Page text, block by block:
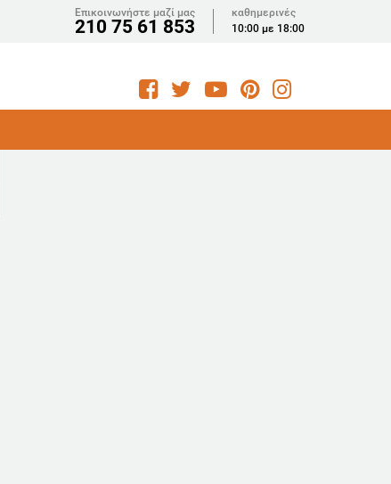
Επικοινωνήστε μαζί μας
210 75 61 853
καθημερινές
10:00 με 18:00